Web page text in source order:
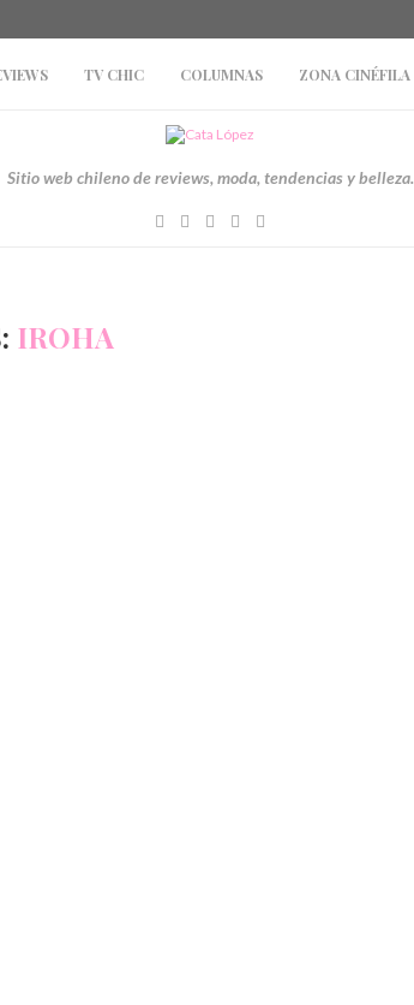
TV CHIC COLUMNAS ZONA CINÉFILA
Sitio web chileno de reviews, moda, tendencias y belleza.
IROHA